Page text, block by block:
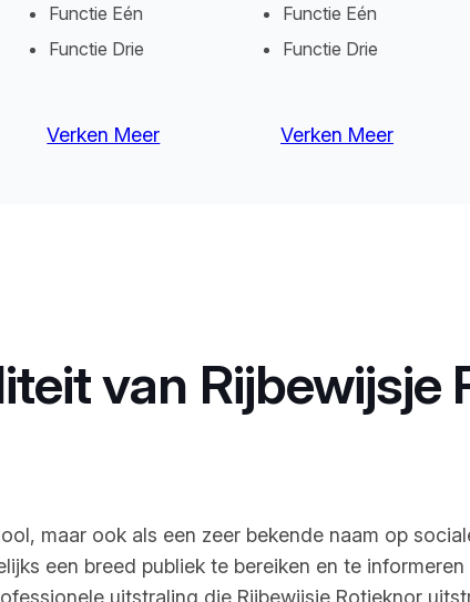
Functie Eén
Functie Drie
Verken Meer
Functie Eén
Functie Drie
Verken Meer
van Rijbewijsje
maar ook als een zeer bekende naam op
een breed publiek te bereiken en te
uitstraling die Rijbewijsje Rotjeknor